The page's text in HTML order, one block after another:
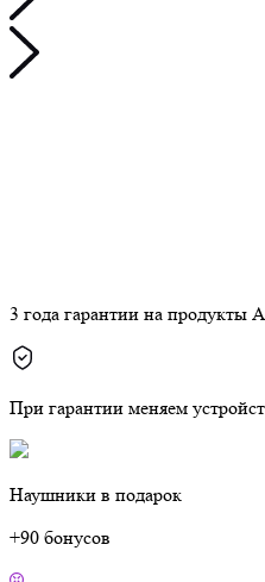
3 года гарантии на продукты
При гарантии меняем
Наушники в подарок
+90 бонусов